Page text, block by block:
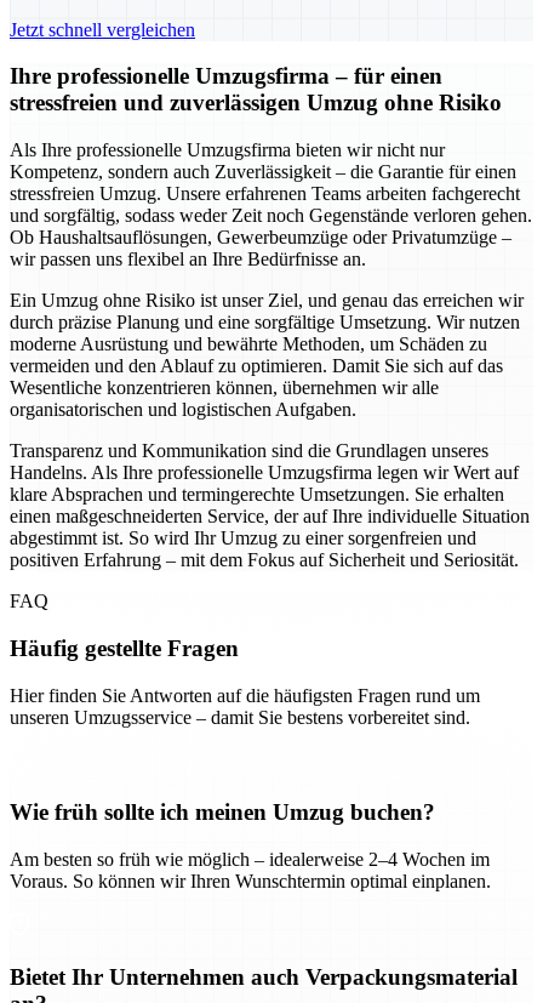
Jetzt schnell vergleichen
Ihre professionelle Umzugsfirma – für einen
stressfreien und zuverlässigen Umzug ohne Risiko
Als Ihre professionelle Umzugsfirma bieten wir nicht nur
Kompetenz, sondern auch Zuverlässigkeit – die Garantie für einen
stressfreien Umzug. Unsere erfahrenen Teams arbeiten fachgerecht
und sorgfältig, sodass weder Zeit noch Gegenstände verloren gehen.
Ob Haushaltsauflösungen, Gewerbeumzüge oder Privatumzüge –
wir passen uns flexibel an Ihre Bedürfnisse an.
Ein Umzug ohne Risiko ist unser Ziel, und genau das erreichen wir
durch präzise Planung und eine sorgfältige Umsetzung. Wir nutzen
moderne Ausrüstung und bewährte Methoden, um Schäden zu
vermeiden und den Ablauf zu optimieren. Damit Sie sich auf das
Wesentliche konzentrieren können, übernehmen wir alle
organisatorischen und logistischen Aufgaben.
Transparenz und Kommunikation sind die Grundlagen unseres
Handelns. Als Ihre professionelle Umzugsfirma legen wir Wert auf
klare Absprachen und termingerechte Umsetzungen. Sie erhalten
einen maßgeschneiderten Service, der auf Ihre individuelle Situation
abgestimmt ist. So wird Ihr Umzug zu einer sorgenfreien und
positiven Erfahrung – mit dem Fokus auf Sicherheit und Seriosität.
FAQ
Häufig gestellte Fragen
Hier finden Sie Antworten auf die häufigsten Fragen rund um
unseren Umzugsservice – damit Sie bestens vorbereitet sind.
Wie früh sollte ich meinen Umzug buchen?
Am besten so früh wie möglich – idealerweise 2–4 Wochen im
Voraus. So können wir Ihren Wunschtermin optimal einplanen.
Bietet Ihr Unternehmen auch Verpackungsmaterial